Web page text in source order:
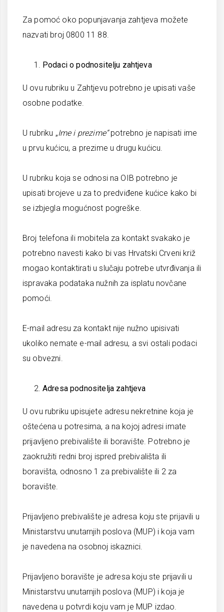
Za pomoć oko popunjavanja zahtjeva možete
nazvati broj 0800 11 88.
Podaci o podnositelju zahtjeva
U ovu rubriku u Zahtjevu potrebno je upisati vaše
osobne podatke.
U rubriku „Ime i prezime“potrebno je napisati ime
u prvu kućicu, a prezime u drugu kućicu.
U rubriku koja se odnosi na OIB potrebno je
upisati brojeve u za to predviđene kućice kako bi
se izbjegla mogućnost pogreške.
Broj telefona ili mobitela za kontakt svakako je
potrebno navesti kako bi vas Hrvatski Crveni križ
mogao kontaktirati u slučaju potrebe utvrđivanja ili
ispravaka podataka nužnih za isplatu novčane
pomoći.
E-mail adresu za kontakt nije nužno upisivati
ukoliko nemate e-mail adresu, a svi ostali podaci
su obvezni.
Adresa podnositelja zahtjeva
U ovu rubriku upisujete adresu nekretnine koja je
oštećena u potresima, a na kojoj adresi imate
prijavljeno prebivalište ili boravište. Potrebno je
zaokružiti redni broj ispred prebivališta ili
boravišta, odnosno 1 za prebivalište ili 2 za
boravište.
Prijavljeno prebivalište je adresa koju ste prijavili u
Ministarstvu unutarnjih poslova (MUP) i koja vam
je navedena na osobnoj iskaznici.
Prijavljeno boravište je adresa koju ste prijavili u
Ministarstvu unutarnjih poslova (MUP) i koja je
navedena u potvrdi koju vam je MUP izdao.